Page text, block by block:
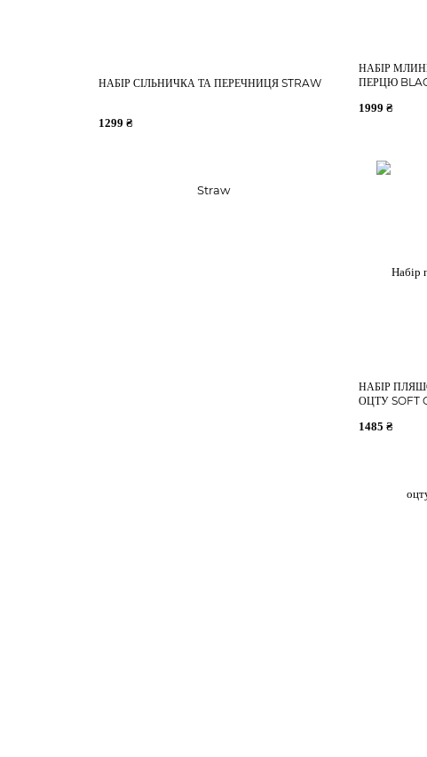
НАБІР
ПЕРЦЮ
1999 ₴
НАБІР
ОЦТУ SOFT
1485 ₴
НАБІР СІЛЬНИЧКА ТА ПЕРЕЧНИЦЯ STRAW
1299 ₴